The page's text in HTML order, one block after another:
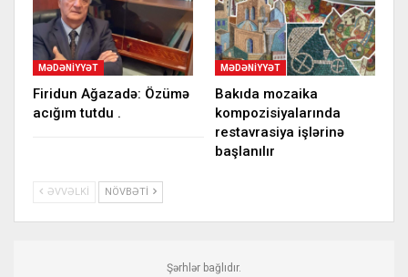
MƏDƏNIYYƏT
Firidun Ağazadə: Özümə
acığım tutdu .
MƏDƏNIYYƏT
Bakıda mozaika
kompozisiyalarında
restavrasiya işlərinə
başlanılır
ƏVVƏLKI NÖVBƏTI
Şərhlər bağlıdır.